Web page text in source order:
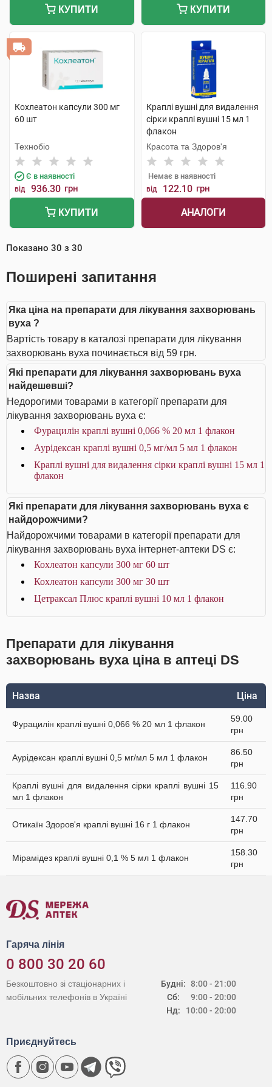
КУПИТИ КУПИТИ
Кохлеатон капсули 300 мг
60 шт
Технобіо
Є в наявності
від 936.30 грн
КУПИТИ
Краплі вушні для видалення
сірки краплі вушні 15 мл 1
флакон
Красота та Здоров'я
Немає в наявності
від 122.10 грн
АНАЛОГИ
Показано 30 з 30
Поширені запитання
Яка ціна на препарати для лікування захворювань
вуха ?
Вартість товару в каталозі препарати для лікування
захворювань вуха починається від 59 грн.
Які препарати для лікування захворювань вуха
найдешевші?
Недорогими товарами в категорії препарати для
лікування захворювань вуха є:
Фурацилін краплі вушні 0,066 % 20 мл 1 флакон
Аурiдексан краплі вушні 0,5 мг/мл 5 мл 1 флакон
Краплі вушні для видалення сірки краплі вушні 15 мл 1
флакон
Які препарати для лікування захворювань вуха є
найдорожчими?
Найдорожчими товарами в категорії препарати для
лікування захворювань вуха інтернет-аптеки DS є:
Кохлеатон капсули 300 мг 60 шт
Кохлеатон капсули 300 мг 30 шт
Цетраксал Плюс краплі вушні 10 мл 1 флакон
Препарати для лікування
захворювань вуха ціна в аптеці DS
Назва Ціна
Фурацилін краплі вушні 0,066 % 20 мл 1 флакон
59.00
грн
Аурiдексан краплі вушні 0,5 мг/мл 5 мл 1 флакон
86.50
грн
Краплі вушні для видалення сірки краплі вушні 15
мл 1 флакон
116.90
грн
Отикаїн Здоров'я краплі вушні 16 г 1 флакон
147.70
грн
Мірамідез краплі вушні 0,1 % 5 мл 1 флакон
158.30
грн
Гаряча лінія
0 800 30 20 60
Будні:
Сб:
Нд:
8:00 - 21:00
9:00 - 20:00
10:00 - 20:00
Безкоштовно зі стаціонарних і
мобільних телефонів в Україні
Приєднуйтесь